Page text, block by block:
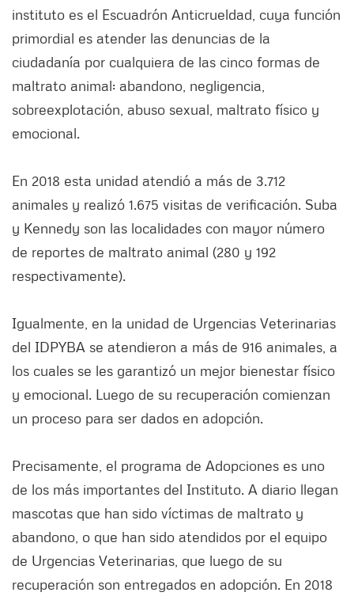
instituto es el Escuadrón Anticrueldad, cuya función
primordial es atender las denuncias de la
ciudadanía por cualquiera ‪de las cinco‬ formas de
maltrato animal: abandono, negligencia,
sobreexplotación, abuso sexual, maltrato físico y
emocional.
En 2018 esta unidad atendió a más de 3.712
animales y realizó 1.675 visitas de verificación. Suba
y Kennedy son las localidades con mayor número
de reportes de maltrato animal (280 y 192
respectivamente).
Igualmente, en la unidad de Urgencias Veterinarias
del IDPYBA se atendieron a más de 916 animales, a
los cuales se les garantizó un mejor bienestar físico
y emocional. Luego de su recuperación comienzan
un proceso para ser dados en adopción.
Precisamente, el programa de Adopciones es uno
de los más importantes del Instituto. A diario llegan
mascotas que han sido víctimas de maltrato y
abandono, o que han sido atendidos por el equipo
de Urgencias Veterinarias, que luego de su
recuperación son entregados en adopción. En 2018